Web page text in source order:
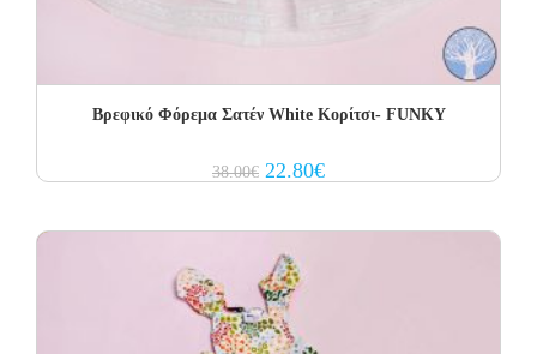
Βρεφικό Φόρεμα Σατέν White Κορίτσι- FUNKY
38.00€ Original
price
22.80€Current
price